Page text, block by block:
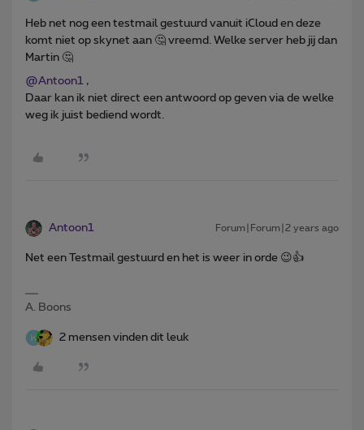
Heb net nog een testmail gestuurd vanuit iCloud en deze
komt niet op skynet aan 🤔 vreemd. Welke server heb jij dan
Martin 🤔
@Antoon1 ,
Daar kan ik niet direct een antwoord op geven via de welke
weg ik juist bediend wordt.
Antoon1 Forum|Forum|2 years ago
Net een Testmail gestuurd en het is weer in orde 😉👍
A. Boons
2 mensen vinden dit leuk